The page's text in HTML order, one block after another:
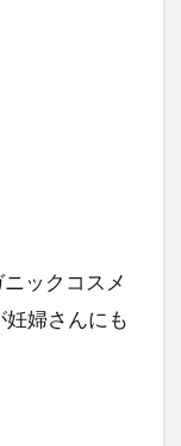
ックコスメ
婦さんにも